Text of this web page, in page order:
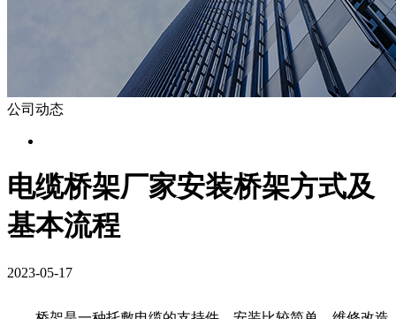
公司动态
电缆桥架厂家安装桥架方式及
基本流程
2023-05-17